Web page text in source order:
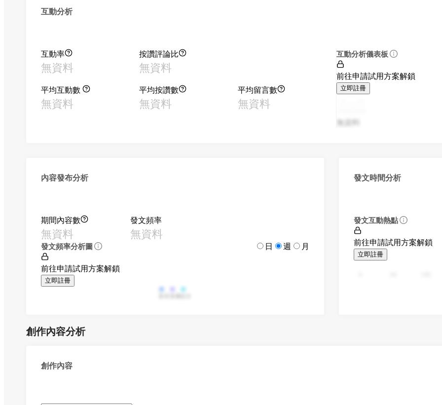
互動分析
互動率
無資料
按讚評論比
無資料
平均互動數
無資料
平均按讚數
無資料
平均留言數
無資料
互動分析儀表板
前往申請試用方案解鎖
立即註冊
無資料
內容發布分析
期間內容數
無資料
發文頻率
無資料
發文頻率分析圖 日 週 月
前往申請試用方案解鎖
立即註冊
發文時間分析
發文互動熱點
前往申請試用方案解鎖
立即註冊
創作內容分析
創作內容